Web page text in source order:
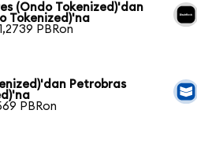
(Ondo Tokenized)'dan
Tokenized)'na
PBRon
Petrobras
PBRon